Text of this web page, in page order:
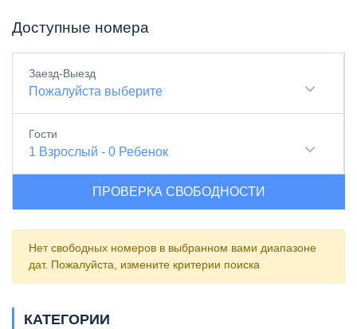
Доступные номера
Заезд-Выезд
Пожалуйста выберите
Гости
1 Взрослый - 0 Ребенок
ПРОВЕРКА СВОБОДНОСТИ
Нет свободных номеров в выбранном вами диапазоне
дат. Пожалуйста, измените критерии поиска
КАТЕГОРИИ